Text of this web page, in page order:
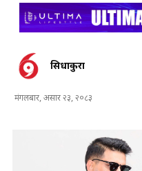
सिधाकुरा
मंगलबार, असार २३, २०८३